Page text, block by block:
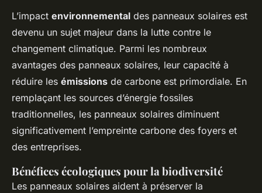
L’impact environnemental des panneaux solaires est
devenu un sujet majeur dans la lutte contre le
changement climatique. Parmi les nombreux
avantages des panneaux solaires, leur capacité à
réduire les émissions de carbone est primordiale. En
remplaçant les sources d’énergie fossiles
traditionnelles, les panneaux solaires diminuent
significativement l’empreinte carbone des foyers et
des entreprises.
Bénéfices écologiques pour la biodiversité
Les panneaux solaires aident à préserver la